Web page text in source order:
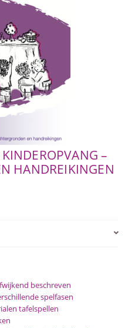
–
HANDREIKINGEN
beschreven
spelfasen
tafelspellen